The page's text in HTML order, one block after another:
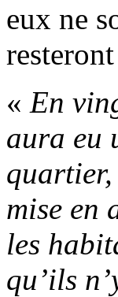
eux ne
« En
aura eu
quartier,
mise en
les
qu’ils